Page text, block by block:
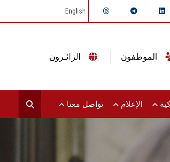
English
الإعلام تواصل معنا